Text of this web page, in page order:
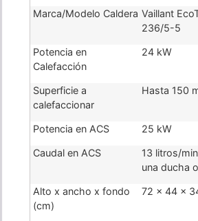
Marca/Modelo Caldera Vaillant
236/5-5
Potencia en
Calefacción
24 kW
Superficie a
calefaccionar
Hasta 150
Potencia en ACS 25 kW
Caudal en ACS
13 litros/
una ducha
Alto x ancho x fondo
(cm)
72 x 44 x